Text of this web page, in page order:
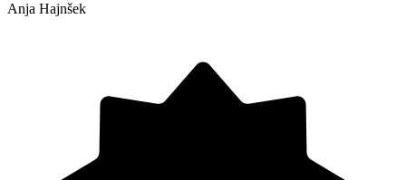
Anja Hajnšek